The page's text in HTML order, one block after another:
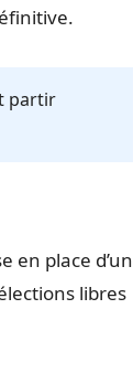
partir
en place d’un
libres